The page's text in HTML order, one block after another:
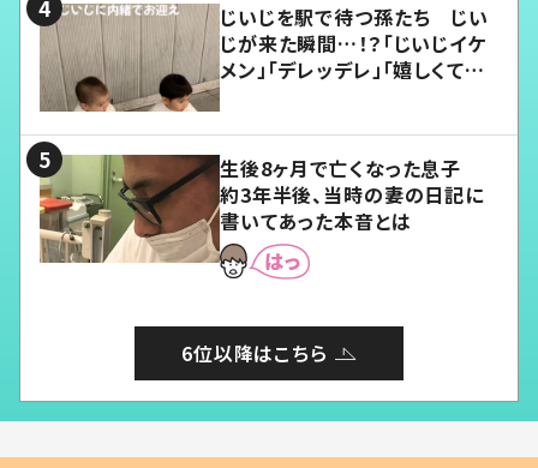
じいじを駅で待つ孫たち じい
じが来た瞬間…！？「じいじイケ
メン」「デレッデレ」「嬉しくて可
生後8ヶ月で亡くなった息子
約3年半後、当時の妻の日記に
書いてあった本音とは
6位以降はこちら